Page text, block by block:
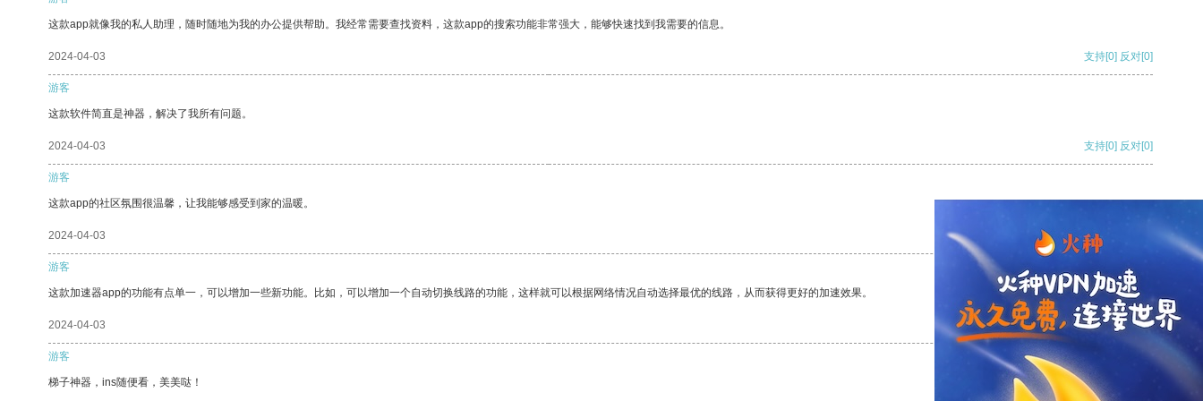
这款app就像我的私人助理，随时随地为我的办公提供帮助。我经常需要查找资料，这款app的搜索功能非常强大，能够快速找到我需要的信息。
2024-04-03 支持[0] 反对[0]
游客
这款软件简直是神器，解决了我所有问题。
2024-04-03 支持[0] 反对[0]
游客
这款app的社区氛围很温馨，让我能够感受到家的温暖。
2024-04-03 支持
游客
这款加速器app的功能有点单一，可以增加一些新功能。比如，可以增加一个自动切换线路的功能，这样就可以根据网络情况自动选择最优的线路，从而获得更好的加速效果。
2024-04-03 支持[0] 反对[0]
游客
梯子神器，ins随便看，美美哒！